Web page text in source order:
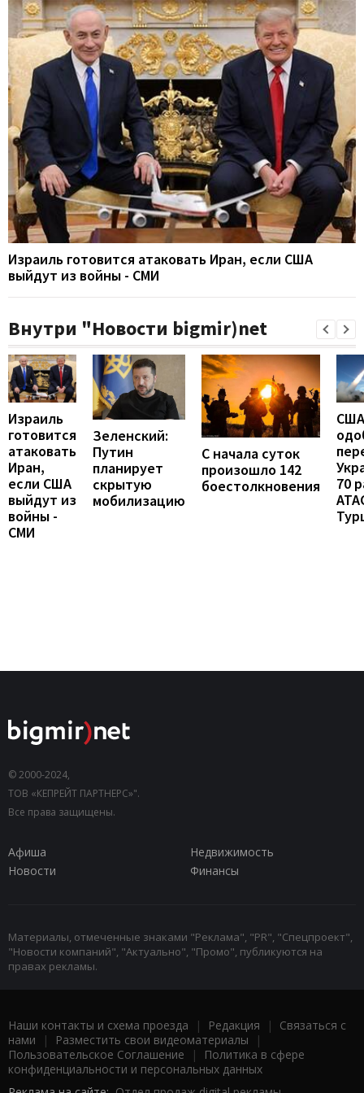
Израиль готовится атаковать Иран, если США
выйдут из войны - СМИ
Внутри "Новости bigmir)net
Израиль
готовится
атаковать
Иран,
если США
выйдут из
войны -
СМИ
Зеленский:
Путин
планирует
скрытую
мобилизацию
С начала суток
произошло 142
боестолкновения
США
70
© 2000-2024,
ТОВ «КЕПРЕЙТ ПАРТНЕРС»".
Все права защищены.
Афиша
Недвижимость
Новости
Финансы
Материалы, отмеченные знаками "Реклама", "PR", "Спецпроект",
"Новости компаний", "Актуально", "Промо", публикуются на
правах рекламы.
Наши контакты и схема проезда | Редакция | Связаться с
нами | Разместить свои видеоматериалы |
Пользовательское Соглашение |
Политика в сфере
конфиденциальности и персональных данных